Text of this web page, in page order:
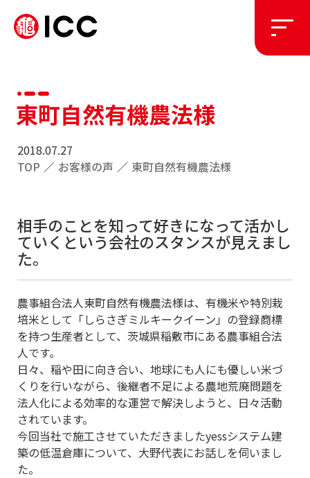
施工実績
私たちについて
お知らせ
プライバシーポリシー
セキュリティポリシー
東町自然有機農法様
2018.07.27
TOP ／ お客様の声 ／ 東町自然有機農法様
相手のことを知って好きになって活かし
ていくという会社のスタンスが見えまし
た。
農事組合法人東町自然有機農法様は、有機米や特別栽
培米として「しらさぎミルキークイーン」の登録商標
を持つ生産者として、茨城県稲敷市にある農事組合法
人です。
日々、稲や田に向き合い、地球にも人にも優しい米づ
くりを行いながら、後継者不足による農地荒廃問題を
法人化による効率的な運営で解決しようと、日々活動
されています。
今回当社で施工させていただきましたyessシステム建
築の低温倉庫について、大野代表にお話しを伺いまし
た。